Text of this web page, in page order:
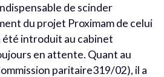
de scinder
du projet Proximam de celui
été introduit au cabinet
en attente. Quant au
paritaire319/02), il a